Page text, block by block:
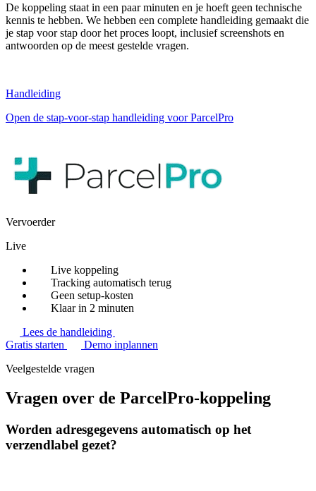
De koppeling staat in een paar minuten en je hoeft geen technische
kennis te hebben. We hebben een complete handleiding gemaakt die
je stap voor stap door het proces loopt, inclusief screenshots en
antwoorden op de meest gestelde vragen.
Handleiding
Open de stap-voor-stap handleiding voor ParcelPro
Vervoerder
Live
Live koppeling
Tracking automatisch terug
Geen setup-kosten
Klaar in 2 minuten
Lees de handleiding
Gratis starten
Demo inplannen
Veelgestelde vragen
Vragen over de ParcelPro-koppeling
Worden adresgegevens automatisch op het
verzendlabel gezet?